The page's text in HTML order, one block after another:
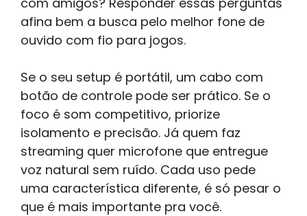
afina bem a busca pelo melhor fone de
ouvido com fio para jogos.
Se o seu setup é portátil, um cabo com
botão de controle pode ser prático. Se o
foco é som competitivo, priorize
isolamento e precisão. Já quem faz
streaming quer microfone que entregue
voz natural sem ruído. Cada uso pede
uma característica diferente, é só pesar o
que é mais importante pra você.